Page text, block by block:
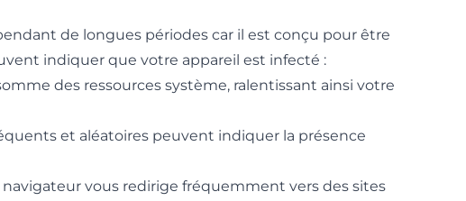
de longues périodes car il est conçu pour être
indiquer que votre appareil est infecté :
des ressources système, ralentissant ainsi votre
et aléatoires peuvent indiquer la présence
navigateur vous redirige fréquemment vers des sites